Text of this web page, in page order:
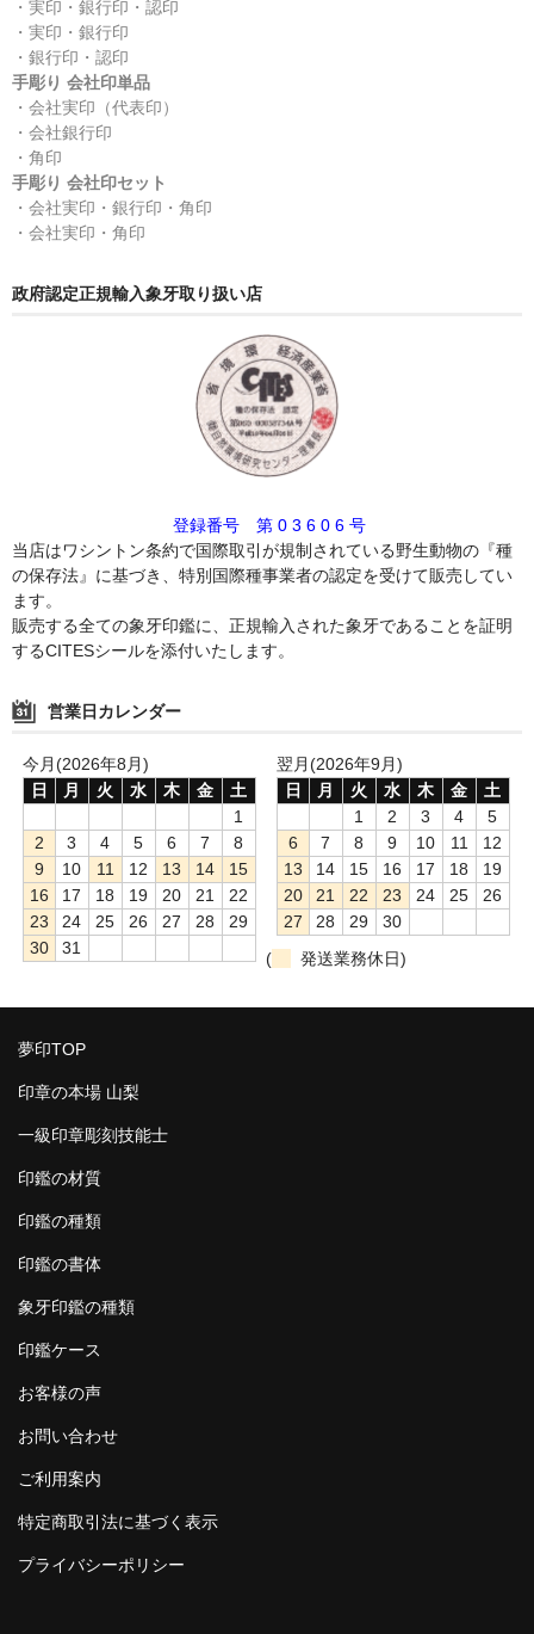
・実印・銀行印・認印
・実印・銀行印
・銀行印・認印
手彫り 会社印単品
・会社実印（代表印）
・会社銀行印
・角印
手彫り 会社印セット
・会社実印・銀行印・角印
・会社実印・角印
政府認定正規輸入象牙取り扱い店
登録番号 第 0 3 6 0 6 号
当店はワシントン条約で国際取引が規制されている野生動物の『種
の保存法』に基づき、特別国際種事業者の認定を受けて販売してい
ます。
販売する全ての象牙印鑑に、正規輸入された象牙であることを証明
するCITESシールを添付いたします。
営業日カレンダー
今月(2026年8月)
日
月 火 水 木 金
土
1
2
3 4 5 6 7
8
9
10 11 12 13 14
15
16
17 18 19 20 21
22
23
24 25 26 27 28
29
30
31
翌月(2026年9月)
日
月 火 水 木 金
土
1
2 3 4
5
6
7 8 9 10 11
12
13
14 15 16 17 18
19
20
21 22 23 24 25
26
27
28 29
30
(
発送業務休日)
夢印TOP
印章の本場 山梨
一級印章彫刻技能士
印鑑の材質
印鑑の種類
印鑑の書体
象牙印鑑の種類
印鑑ケース
お客様の声
お問い合わせ
ご利用案内
特定商取引法に基づく表示
プライバシーポリシー